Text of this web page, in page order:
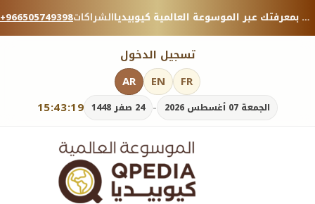
+966505749398الشراكات منصة معرفية موثوقة — شارك بمعرفتك عبر الموسوعة العالمية كيوبيديا.
تسجيل الدخول
15:43:20 الجمعة 07 أغسطس 2026 - 24 صفر 1448
AR EN FR